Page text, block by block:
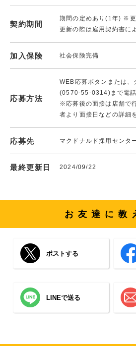
契約期間
期間の定めあり(1年) ※更
更新の際は雇用契約書に
加入保険 社会保険完備
応募方法
WEB応募ボタンまたは、
(0570-55-0314)まで電話
※応募後の面接は店舗で
者より面接日などの詳細
応募先 マクドナルド採用センタ
最終更新日 2024/09/22
お友達に教
ポストする
LINEで送る